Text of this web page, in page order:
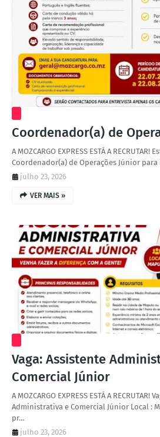
Coordenador(a) de
A MOZCARGO EXPRESS ESTÁ A
Coordenador(a) de Operações Júnior
julho 23, 2026
VER MAIS »
Vaga: Assistente
Comercial Júnior
A MOZCARGO EXPRESS ESTÁ A RECRUTAR!
Administrativa e Comercial Júnior Local :
pr…
julho 23, 2026